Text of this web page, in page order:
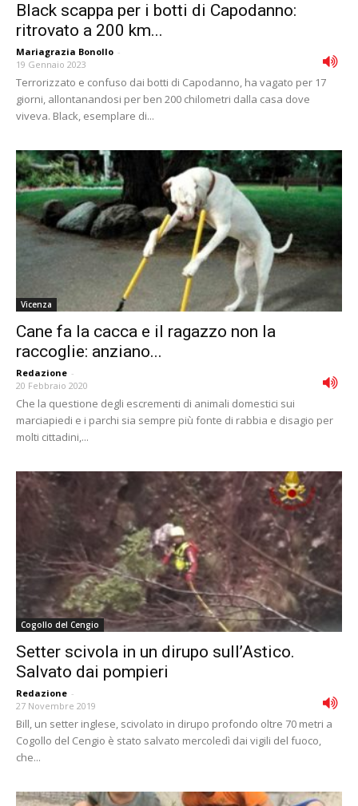
Black scappa per i botti di Capodanno:
ritrovato a 200 km...
Mariagrazia Bonollo -
19 Gennaio 2023
Terrorizzato e confuso dai botti di Capodanno, ha vagato per 17
giorni, allontanandosi per ben 200 chilometri dalla casa dove
viveva. Black, esemplare di...
Vicenza
Cane fa la cacca e il ragazzo non la
raccoglie: anziano...
Redazione -
20 Febbraio 2020
Che la questione degli escrementi di animali domestici sui
marciapiedi e i parchi sia sempre più fonte di rabbia e disagio per
molti cittadini,...
Cogollo del Cengio
Setter scivola in un dirupo sull’Astico.
Salvato dai pompieri
Redazione -
27 Novembre 2019
Bill, un setter inglese, scivolato in dirupo profondo oltre 70 metri a
Cogollo del Cengio è stato salvato mercoledì dai vigili del fuoco,
che...